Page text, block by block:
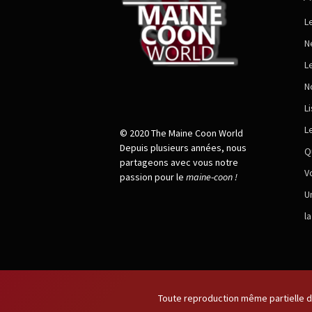
© 2020 The Maine Coon World
Depuis plusieurs années, nous
partageons avec vous notre
passion pour le maine-coon !
Toute reproduction même partielle